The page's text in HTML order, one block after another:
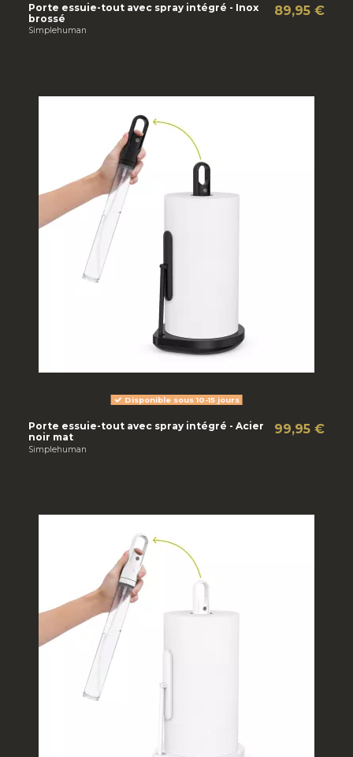
Porte essuie-tout avec spray intégré - Inox
brossé
Simplehuman
89,95 €
Disponible sous 10-15 jours
Porte essuie-tout avec spray intégré - Acier
noir mat
Simplehuman
99,95 €